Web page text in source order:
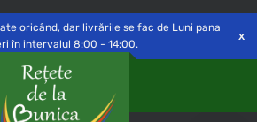
Open
oricând, dar livrările se fac de Luni pana
în intervalul 8:00 - 14:00.